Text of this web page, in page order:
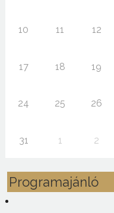
10 11 12
17 18 19
24 25 26
31 1 2
Programajánló